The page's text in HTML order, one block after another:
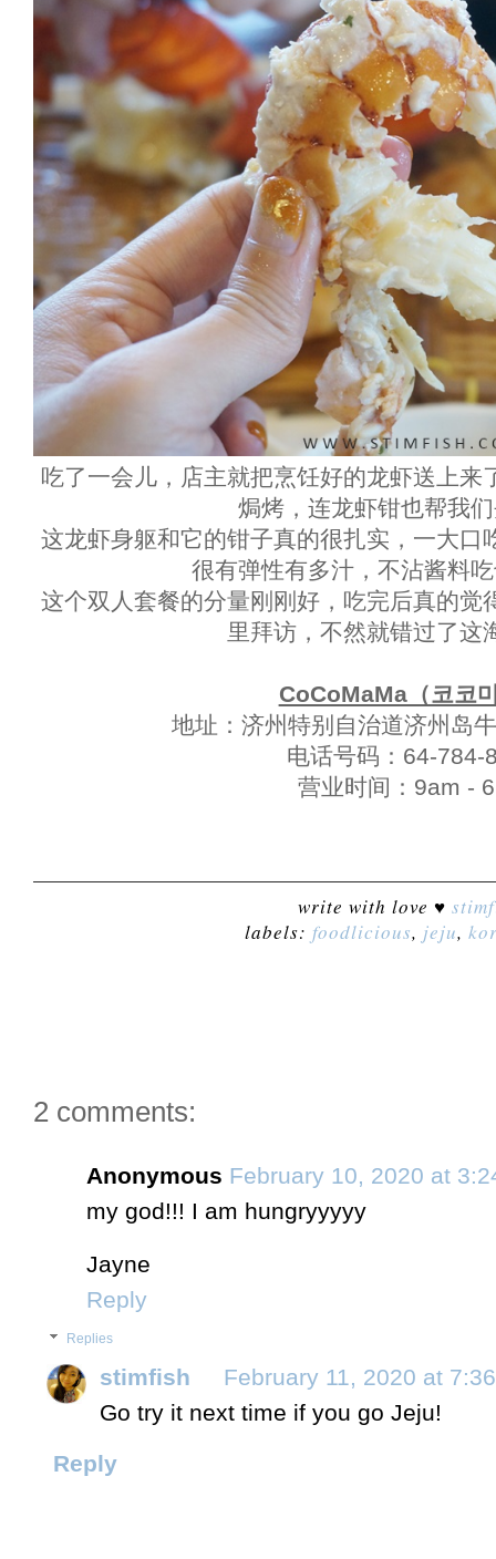
吃了一会儿，店主就把烹饪好的龙虾送上来
焗烤，连龙虾钳也帮我
这龙虾身躯和它的钳子真的很扎实，一大口
很有弹性有多汁，不沾酱料
这个双人套餐的分量刚刚好，吃完后真的觉
里拜访，不然就错过了这
CoCoMaMa（코코
地址：济州特别自治道济州岛
电话号码：64-784-
营业时间：9am -
write with love ♥
labels: foodlicious, jeju,
2 comments:
Anonymous February 10, 2020 at
my god!!! I am hungryyyyy
Jayne
Reply
Replies
stimfish
February 11, 2020 at
Go try it next time if you go Jeju!
Reply